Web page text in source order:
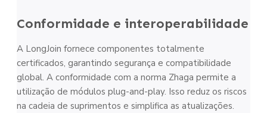
Conformidade e interoperabilidade
A LongJoin fornece componentes totalmente
certificados, garantindo segurança e compatibilidade
global. A conformidade com a norma Zhaga permite a
utilização de módulos plug-and-play. Isso reduz os riscos
na cadeia de suprimentos e simplifica as atualizações.